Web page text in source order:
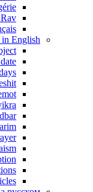
English